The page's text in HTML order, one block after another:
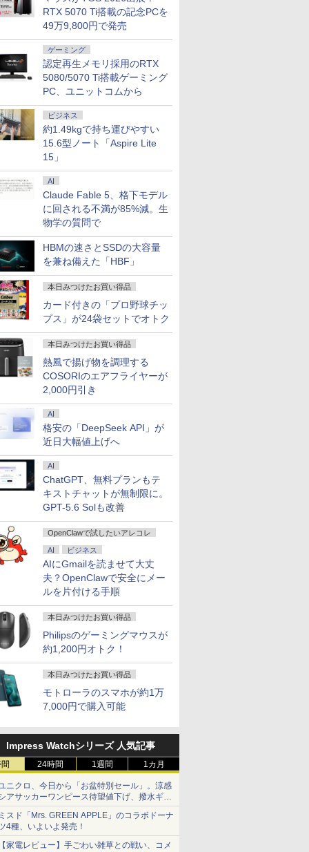
RTX 5070 Ti搭載の記念PCを
49万9,800円で発売
ゲーミング
認定再生メモリ採用のRTX
5080/5070 Ti搭載ゲーミング
PC、ユニットコムから
ビジネス
約1.49kgで持ち運びやすい
15.6型ノート「Aspire Lite
15」
AI
Claude Fable 5、格下モデル
に回される不満が85%減。生
物学の質問で
HBMの速さとSSDの大容量
を兼ね備えた「HBF」
本日みつけたお買い得品
カード付きの「プロ野球チッ
プス」が24袋セットでオトク
本日みつけたお買い得品
熱風で揚げ物を調理する
COSORIのエアフライヤーが
2,000円引き
AI
格安の「DeepSeek API」が
近日大幅値上げへ
AI
ChatGPT、無料プランもテ
キストチャットが無制限に。
GPT-5.6 Solも改善
OpenClawで試したいアレコレ
AI ビジネス
AIにGmailを読ませて大丈
夫？OpenClawで安全にメー
ルを片付ける手順
本日みつけたお買い得品
Philipsのゲーミングマウスが
約1,200円オトク！
本日みつけたお買い得品
モトローラのスマホが約1万
7,000円で購入可能
Impress Watchシリーズ 人気記事
24時間 1週間 1カ月
ニクロ、今日から「お盆特別セール」。涼感
アサッカーワンピース待望値下げ、撥水ギア
ョーツは1990円に
スド「Mrs. GREEN APPLE」のコラボドーナ
4種、いよいよ発売！
家電レビュー】手ごわい雑草との戦い、コメ